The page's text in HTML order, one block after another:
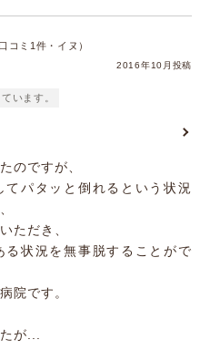
コミ1件・イヌ）
2016年10月投稿
います。
のですが、
パタッと倒れるという状況
ただき、
状況を無事脱することがで
院です。
が...